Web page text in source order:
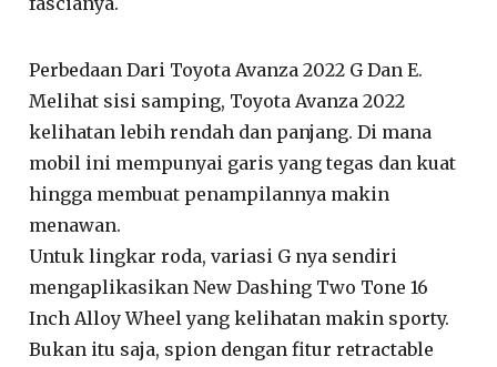
Perbedaan Dari Toyota Avanza 2022 G Dan E.
Melihat sisi samping, Toyota Avanza 2022
kelihatan lebih rendah dan panjang. Di mana
mobil ini mempunyai garis yang tegas dan kuat
hingga membuat penampilannya makin
menawan.
Untuk lingkar roda, variasi G nya sendiri
mengaplikasikan New Dashing Two Tone 16
Inch Alloy Wheel yang kelihatan makin sporty.
Bukan itu saja, spion dengan fitur retractable